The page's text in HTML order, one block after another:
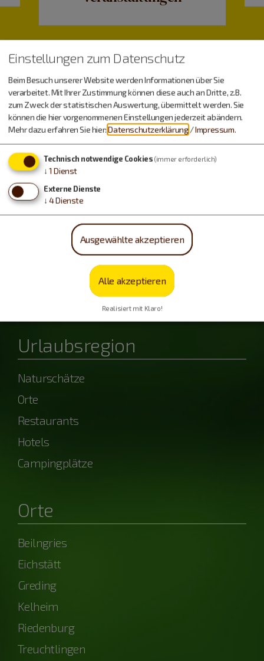
Wetter
Donnerstag, 06.08.
19 - 28 °C
Freitag, 07.08.
powered by OpenWeather
Urlaubsregion
Naturschätze
Orte
Restaurants
Hotels
Campingplätze
Orte
Beilngries
Eichstätt
Greding
Kelheim
Riedenburg
Treuchtlingen
Einstellungen zum Datenschutz
Beim Besuch unserer Website werden Informationen über Sie
verarbeitet. Mit Ihrer Zustimmung können diese auch an Dritte, z.B.
zum Zweck der statistischen Auswertung, übermittelt werden. Sie
können die hier vorgenommenen Einstellungen jederzeit abändern.
Mehr dazu erfahren Sie hier:Datenschutzerklärung /Impressum.
Technisch notwendige Cookies (immer erforderlich)
↓ 1 Dienst
Externe Dienste
↓ 4Dienste
Ausgewählte akzeptieren
Alle akzeptieren
Realisiert mit Klaro!